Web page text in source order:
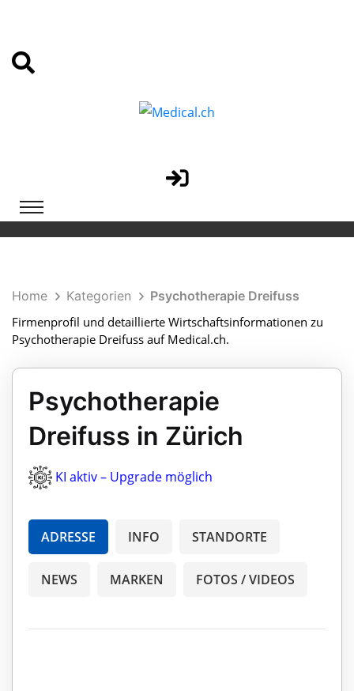
Home Kategorien
Psychotherapie Dreifuss
Firmenprofil und detaillierte Wirtschaftsinformationen zu
Psychotherapie Dreifuss auf Medical.ch.
Psychotherapie
Dreifuss in Zürich
KI aktiv – Upgrade möglich
ADRESSE INFO STANDORTE
NEWS MARKEN FOTOS / VIDEOS